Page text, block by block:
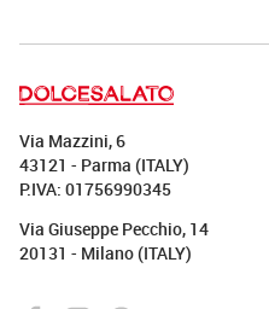
Via Mazzini, 6
43121 - Parma (ITALY)
P.IVA: 01756990345
Via Giuseppe Pecchio, 14
20131 - Milano (ITALY)